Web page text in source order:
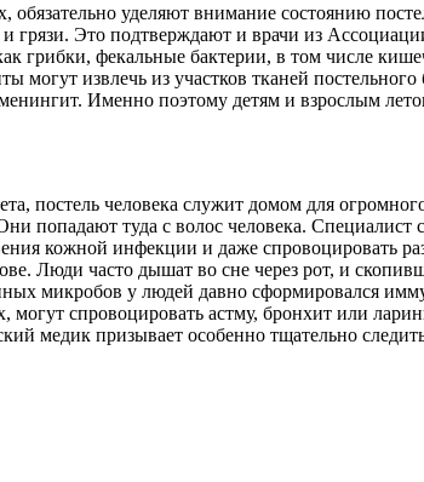
уделяют внимание состоянию
грязи. Это подтверждают и врачи из
грибки, фекальные бактерии, в том числе
извлечь из участков тканей
Именно поэтому детям и взрослым
постель человека служит домом для
туда с волос человека. Специалист
кожной инфекции и даже спровоцировать
Люди часто дышат во сне через рот, и
микробов у людей давно сформировался
спровоцировать астму, бронхит или
медик призывает особенно тщательно